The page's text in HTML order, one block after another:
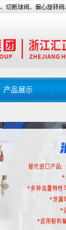
切断球阀、偏心旋转
产品展示